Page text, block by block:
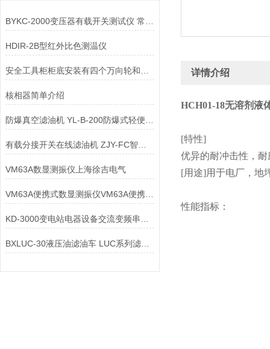
HDIR-2B型红外比色测温仪
核相器简单介绍
VM63A数显测振仪上海徐吉电气
VM63A便携式数显测振仪VM63A便携式数显测振仪
BXLUC-30液压油滤油车 LUC系列滤油车
详情介绍
HCH01-18无溶剂液
[特性]
优异的耐冲击性，
[用途]用于电厂，地
性能指标：